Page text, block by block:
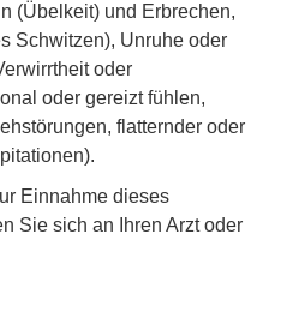
(Übelkeit) und Erbrechen,
Schwitzen), Unruhe oder
oder
oder gereizt fühlen,
flatternder oder
Einnahme dieses
Sie sich an Ihren Arzt oder